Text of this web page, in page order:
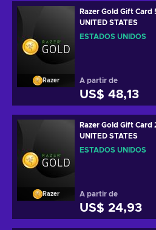
Razer
Razer Gold Gift Card
UNITED STATES
ESTADOS UNIDOS
A partir de
US$ 48,13
Razer
Razer Gold Gift Card
UNITED STATES
ESTADOS UNIDOS
A partir de
US$ 24,93